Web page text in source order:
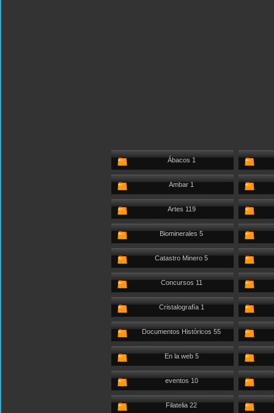
Ábacos 1
Ambar 1
Artes 119
Biominerales 5
Catastro Minero 5
Concursos 11
Cristalografía 1
Documentos Históricos 55
En la web 5
eventos 10
Filatelia 22